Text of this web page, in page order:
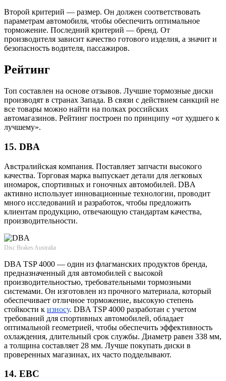
Второй критерий — размер. Он должен соответствовать
параметрам автомобиля, чтобы обеспечить оптимальное
торможение. Последний критерий — бренд. От
производителя зависит качество готового изделия, а значит и
безопасность водителя, пассажиров.
Рейтинг
Топ составлен на основе отзывов. Лучшие тормозные диски
производят в странах Запада. В связи с действием санкций не
все товары можно найти на полках российских
автомагазинов. Рейтинг построен по принципу «от худшего к
лучшему».
15. DBA
Австралийская компания. Поставляет запчасти высокого
качества. Торговая марка выпускает детали для легковых
иномарок, спортивных и гоночных автомобилей. DBA
активно использует инновационные технологии, проводит
много исследований и разработок, чтобы предложить
клиентам продукцию, отвечающую стандартам качества,
производительности.
Disc Brakes Australia
DBA TSP 4000 — один из флагманских продуктов бренда,
предназначенный для автомобилей с высокой
производительностью, требовательными тормозными
системами. Он изготовлен из прочного материала, который
обеспечивает отличное торможение, высокую степень
стойкости к износу. DBA TSP 4000 разработан с учетом
требований для спортивных автомобилей, обладает
оптимальной геометрией, чтобы обеспечить эффективность
охлаждения, длительный срок службы. Диаметр равен 338 мм,
а толщина составляет 28 мм. Лучше покупать диски в
проверенных магазинах, их часто подделывают.
14. EBC